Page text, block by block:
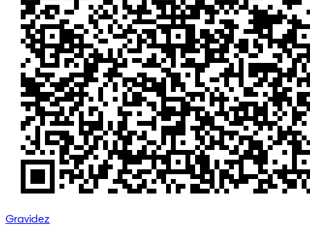
Gravidez